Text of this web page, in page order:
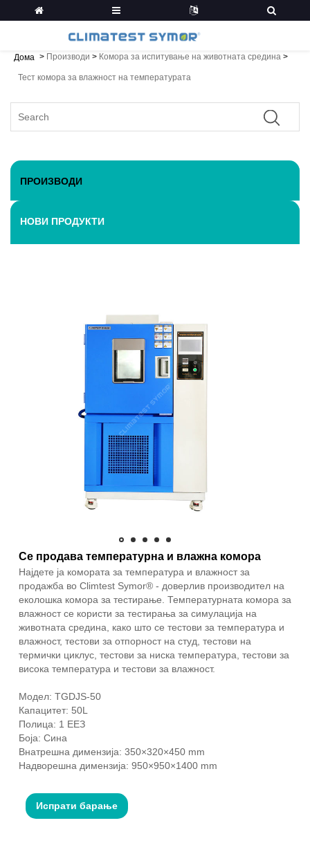
Дома > Производи > Комора за испитување на животната средина >
Тест комора за влажност на температурата
ПРОИЗВОДИ
НОВИ ПРОДУКТИ
Се продава температурна и влажна комора
Најдете ја комората за температура и влажност за
продажба во Climtest Symor® - доверлив производител на
еколошка комора за тестирање. Температурната комора за
влажност се користи за тестирања за симулација на
животната средина, како што се тестови за температура и
влажност, тестови за отпорност на студ, тестови на
термички циклус, тестови за ниска температура, тестови за
висока температура и тестови за влажност.
Модел: TGDJS-50
Капацитет: 50L
Полица: 1 ЕЕЗ
Боја: Сина
Внатрешна димензија: 350×320×450 mm
Надворешна димензија: 950×950×1400 mm
Испрати барање